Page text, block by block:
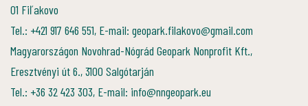
01 Fiľakovo
Tel.: +421 917 646 551, E-mail: geopark.filakovo@gmail.com
Magyarországon Novohrad-Nógrád Geopark Nonprofit Kft.,
Eresztvényi út 6., 3100 Salgótarján
Tel.: +36 32 423 303, E-mail: info@nngeopark.eu